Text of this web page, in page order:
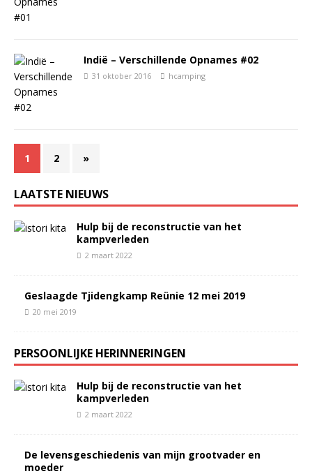
Indië – Verschillende Opnames #02
31 oktober 2016 hcamping
1 2 »
LAATSTE NIEUWS
Hulp bij de reconstructie van het
kampverleden
2 maart 2022
Geslaagde Tjidengkamp Reünie 12 mei 2019
20 mei 2019
PERSOONLIJKE HERINNERINGEN
Hulp bij de reconstructie van het
kampverleden
2 maart 2022
De levensgeschiedenis van mijn grootvader en
moeder